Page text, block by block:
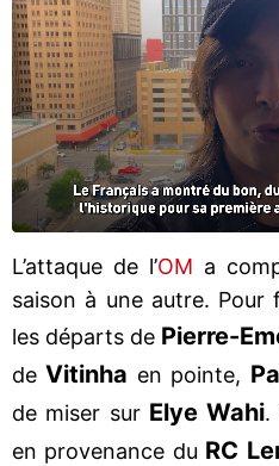
L’attaque de l’OM a
saison à une autre.
les départs de Pierre-
deVitinha en pointe,
de miser surElye Wahi.
en provenance du RC